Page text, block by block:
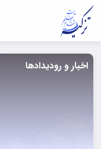
اخبار و رودیدادها